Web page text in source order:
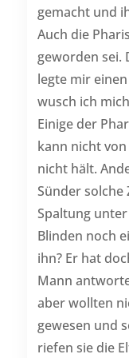
gemacht und
Auch die
geworden sei.
legte mir
wusch ich
Einige der
kann nicht
nicht hält.
Sünder solche
Spaltung
Blinden noch
ihn? Er hat
Mann
aber wollten
gewesen und
riefen sie die